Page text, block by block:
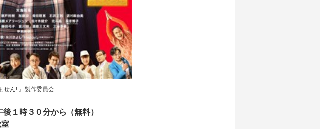
せん! 』製作委員会
１時３０分から（無料）
室